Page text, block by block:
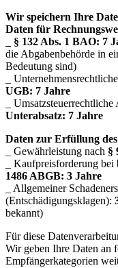
Wir speichern Ihre
Daten für
_ § 132 Abs. 1 BAO: 7
die Abgabenbehörde in
Bedeutung sind)
_
UGB: 7 Jahre
_
Unterabsatz: 7 Jahre
Daten zur Erfüllung
_ Gewährleistung nach §
_ Kaufpreisforderung
1486 ABGB: 3 Jahre
_ Allgemeiner
(Entschädigungsklagen):
bekannt)
Für diese
Wir geben Ihre Daten an
Empfängerkategorien